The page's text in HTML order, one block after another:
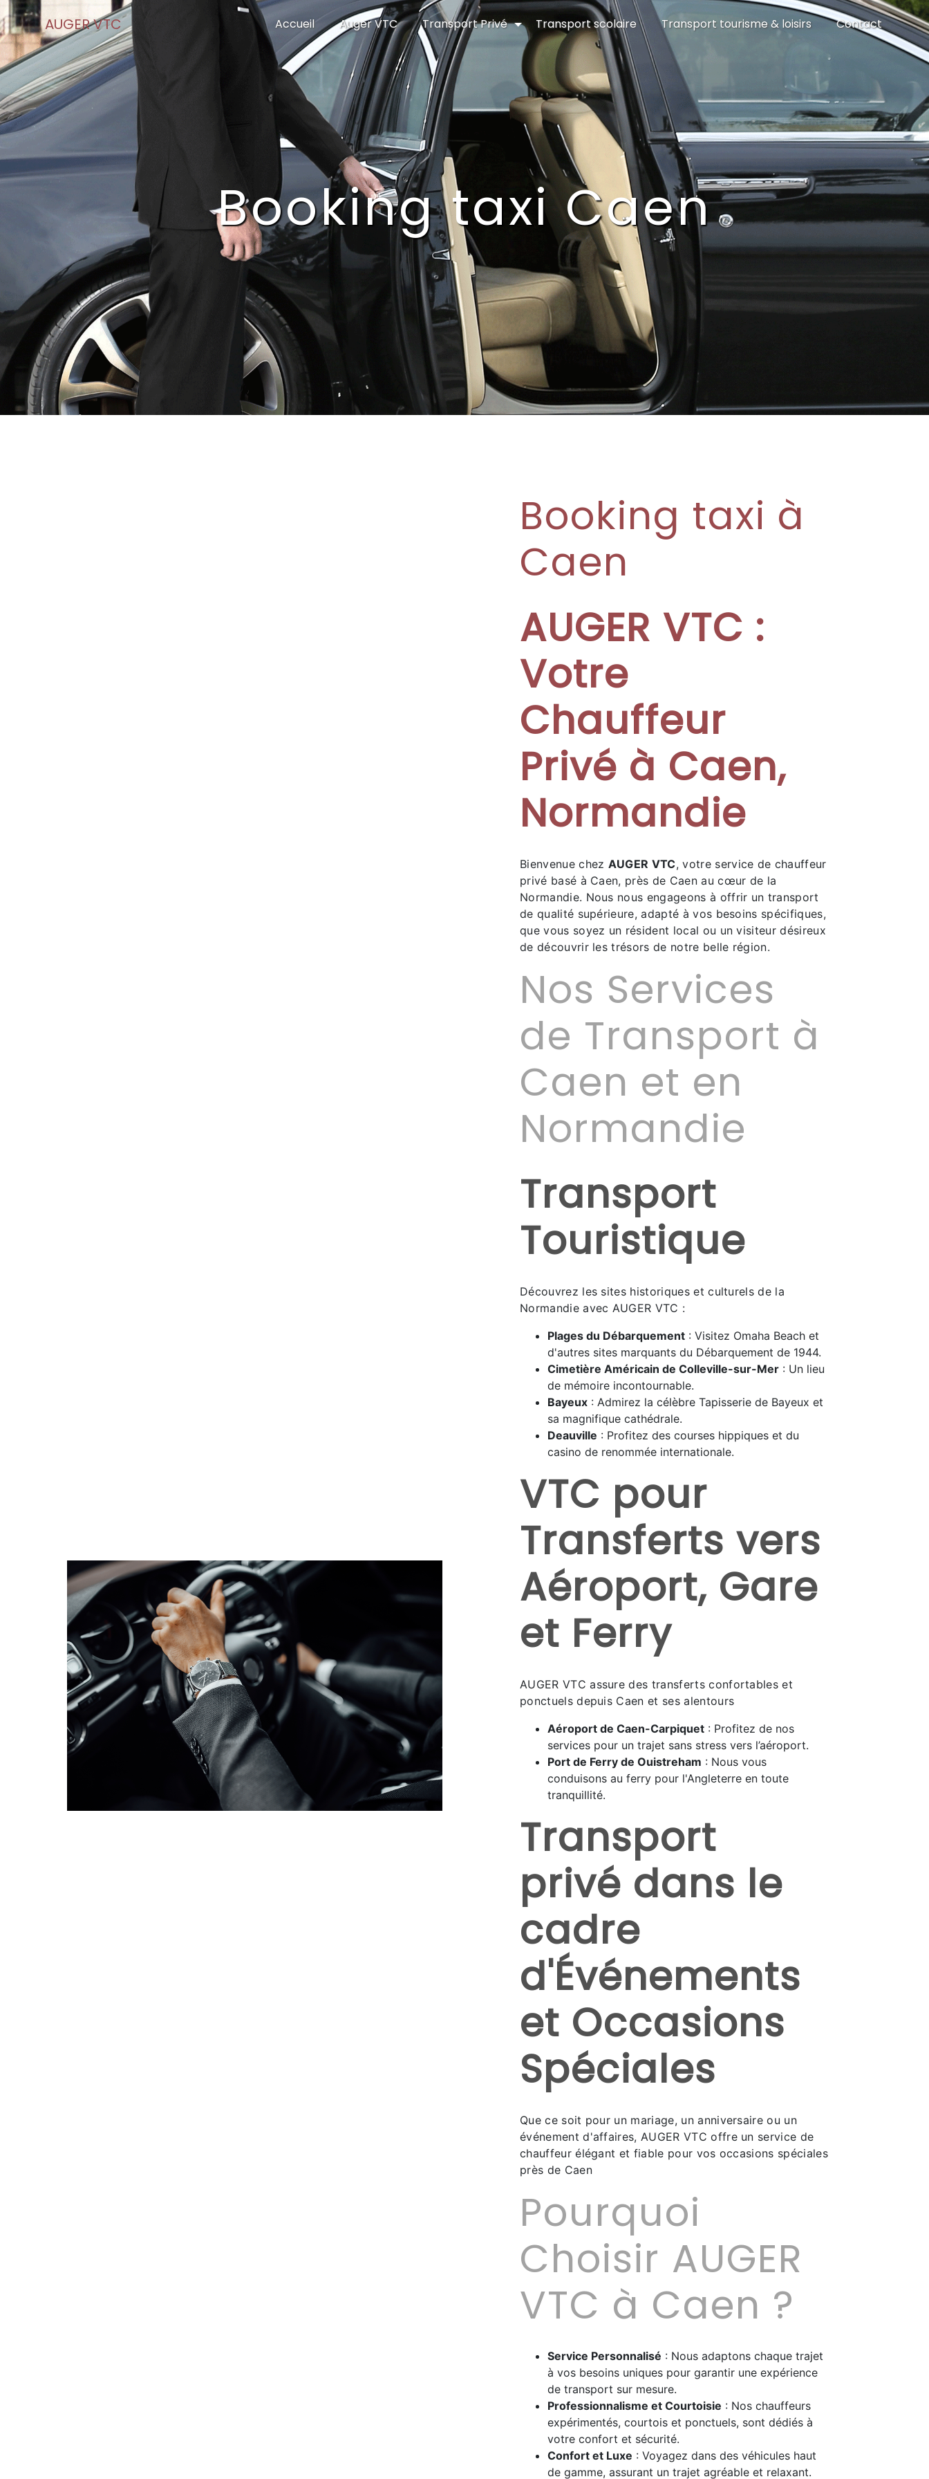
AUGER VTC Accueil Auger VTC Transport Privé Transport scolaire Transport tourisme & loisirs Contact
Booking taxi Caen
Booking taxi à
Caen
AUGER VTC :
Votre
Chauffeur
Privé à Caen,
Normandie
Bienvenue chez AUGER VTC, votre service de chauffeur
privé basé à Caen, près de Caen au cœur de la
Normandie. Nous nous engageons à offrir un transport
de qualité supérieure, adapté à vos besoins spécifiques,
que vous soyez un résident local ou un visiteur désireux
de découvrir les trésors de notre belle région.
Nos Services
de Transport à
Caen et en
Normandie
Transport
Touristique
Découvrez les sites historiques et culturels de la
Normandie avec AUGER VTC :
Plages du Débarquement : Visitez Omaha Beach et
d'autres sites marquants du Débarquement de 1944.
Cimetière Américain de Colleville-sur-Mer : Un lieu
de mémoire incontournable.
Bayeux : Admirez la célèbre Tapisserie de Bayeux et
sa magnifique cathédrale.
Deauville : Profitez des courses hippiques et du
casino de renommée internationale.
VTC pour
Transferts vers
Aéroport, Gare
et Ferry
AUGER VTC assure des transferts confortables et
ponctuels depuis Caen et ses alentours
Aéroport de Caen-Carpiquet : Profitez de nos
services pour un trajet sans stress vers l’aéroport.
Port de Ferry de Ouistreham : Nous vous
conduisons au ferry pour l'Angleterre en toute
tranquillité.
Transport
privé dans le
cadre
d'Événements
et Occasions
Spéciales
Que ce soit pour un mariage, un anniversaire ou un
événement d'affaires, AUGER VTC offre un service de
chauffeur élégant et fiable pour vos occasions spéciales
près de Caen
Pourquoi
Choisir AUGER
VTC à Caen ?
Service Personnalisé : Nous adaptons chaque trajet
à vos besoins uniques pour garantir une expérience
de transport sur mesure.
Professionnalisme et Courtoisie : Nos chauffeurs
expérimentés, courtois et ponctuels, sont dédiés à
votre confort et sécurité.
Confort et Luxe : Voyagez dans des véhicules haut
de gamme, assurant un trajet agréable et relaxant.
Panneau de gestion des cookies